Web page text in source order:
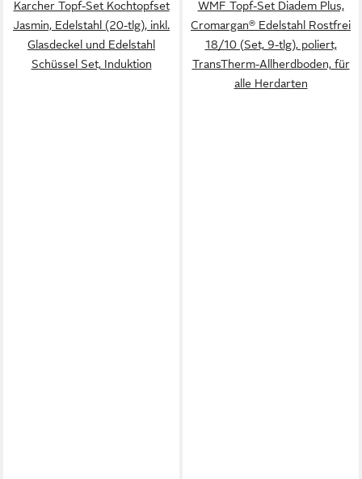
Karcher Topf-Set Kochtopfset
Jasmin, Edelstahl (20-tlg), inkl.
Glasdeckel und Edelstahl
Schüssel Set, Induktion
WMF Topf-Set Diadem Plus,
Cromargan® Edelstahl Rostfrei
18/10 (Set, 9-tlg), poliert,
TransTherm-Allherdboden, für
alle Herdarten